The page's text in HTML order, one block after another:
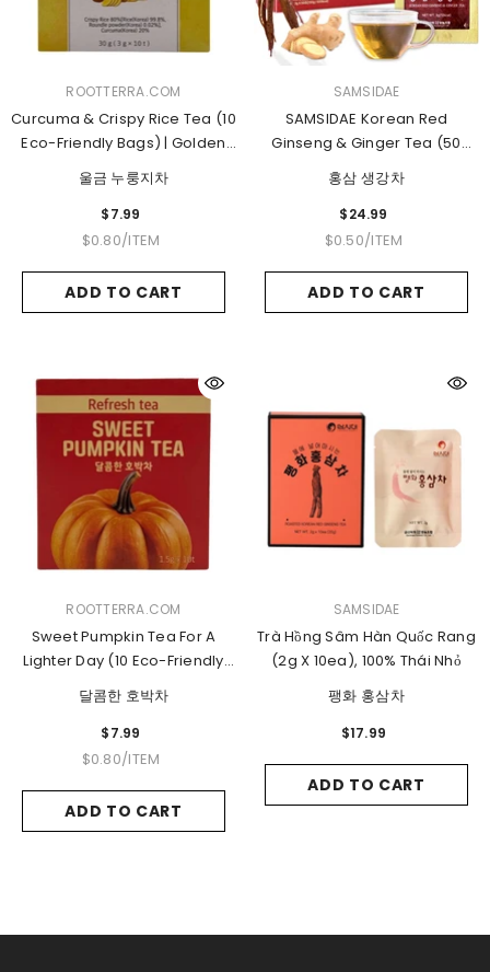
ROOTTERRA.COM
Curcuma & Crispy Rice Tea (10
Eco-Friendly Bags) | Golden
Wellness Blend
울금 누룽지차
$7.99
UNIT
$0.80/PER
ITEM
ADD TO CART
SAMSIDAE
SAMSIDAE Korean Red
Ginseng & Ginger Tea (50
Bags) | Supports Energy,
Circulation & Digestion
홍삼 생강차
$24.99
UNIT
$0.50/PER
ITEM
ADD TO CART
ROOTTERRA.COM
Sweet Pumpkin Tea For A
Lighter Day (10 Eco-Friendly
Bags)
달콤한 호박차
$7.99
UNIT
$0.80/PER
ITEM
ADD TO CART
SAMSIDAE
Trà Hồng Sâm Hàn Quốc Rang
(2g X 10ea), 100% Thái Nhỏ
팽화 홍삼차
$17.99
ADD TO CART